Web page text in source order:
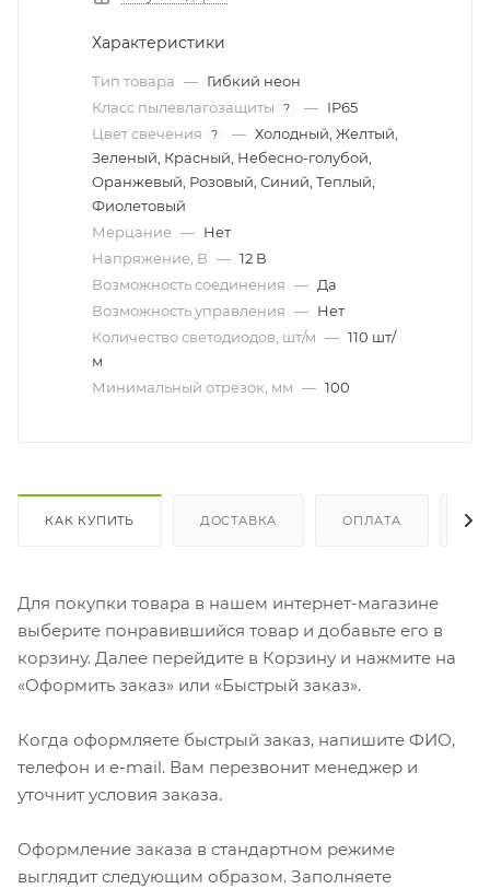
Характеристики
Тип товара — Гибкий неон
Класс пылевлагозащиты
? — IP65
Цвет свечения
? — Холодный, Желтый,
Зеленый, Красный, Небесно-голубой,
Оранжевый, Розовый, Синий, Теплый,
Фиолетовый
Мерцание — Нет
Напряжение, В — 12 В
Возможность соединения — Да
Возможность управления — Нет
Количество светодиодов, шт/м — 110 шт/
м
Минимальный отрезок, мм — 100
КАК КУПИТЬ ДОСТАВКА ОПЛАТА
Для покупки товара в нашем интернет-магазине
выберите понравившийся товар и добавьте его в
корзину. Далее перейдите в Корзину и нажмите на
«Оформить заказ» или «Быстрый заказ».
Когда оформляете быстрый заказ, напишите ФИО,
телефон и e-mail. Вам перезвонит менеджер и
уточнит условия заказа.
Оформление заказа в стандартном режиме
выглядит следующим образом. Заполняете